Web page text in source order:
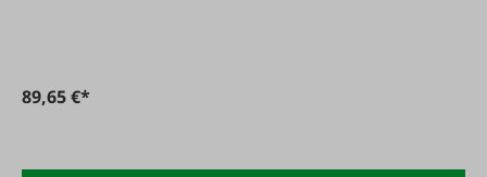
89,65 €*